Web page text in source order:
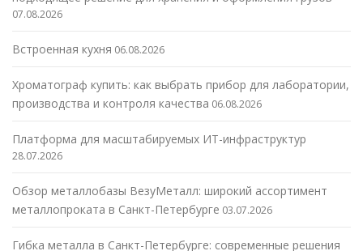
07.08.2026
Встроенная кухня 06.08.2026
Хроматограф купить: как выбрать прибор для лаборатории,
производства и контроля качества 06.08.2026
Платформа для масштабируемых ИТ-инфраструктур
28.07.2026
Обзор металлобазы ВезуМеталл: широкий ассортимент
металлопроката в Санкт-Петербурге 03.07.2026
Гибка металла в Санкт-Петербурге: современные решения